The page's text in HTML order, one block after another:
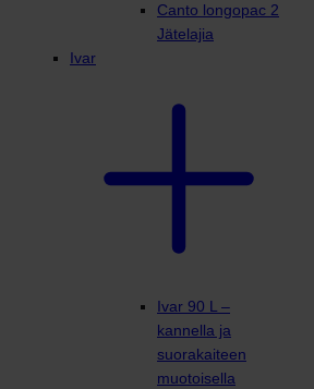
Canto longopac 2
Jätelajia
Ivar
Ivar 90 L –
kannella ja
suorakaiteen
muotoisella